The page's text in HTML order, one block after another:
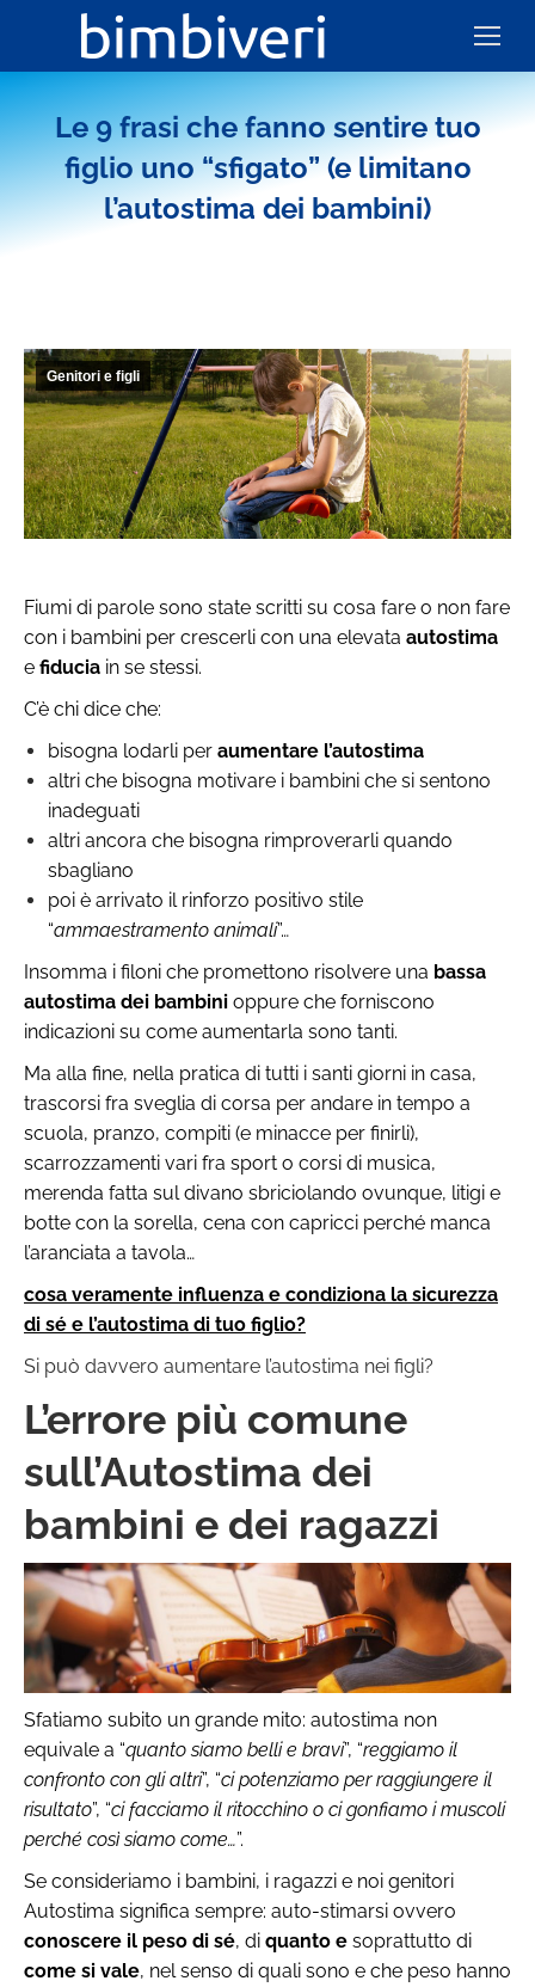
Le 9 frasi che fanno sentire tuo
figlio uno “sfigato” (e limitano
l’autostima dei bambini)
Genitori e figli
Fiumi di parole sono state scritti su cosa fare o non fare
con i bambini per crescerli con una elevata autostima
e fiducia in se stessi.
C’è chi dice che:
bisogna lodarli per aumentare l’autostima
altri che bisogna motivare i bambini che si sentono
inadeguati
altri ancora che bisogna rimproverarli quando
sbagliano
poi è arrivato il rinforzo positivo stile
“ammaestramento animali”…
Insomma i filoni che promettono risolvere una bassa
autostima dei bambini oppure che forniscono
indicazioni su come aumentarla sono tanti.
Ma alla fine, nella pratica di tutti i santi giorni in casa,
trascorsi fra sveglia di corsa per andare in tempo a
scuola, pranzo, compiti (e minacce per finirli),
scarrozzamenti vari fra sport o corsi di musica,
merenda fatta sul divano sbriciolando ovunque, litigi e
botte con la sorella, cena con capricci perché manca
l’aranciata a tavola…
cosa veramente influenza e condiziona la sicurezza
di sé e l’autostima di tuo figlio?
Si può davvero aumentare l’autostima nei figli?
L’errore più comune
sull’Autostima dei
bambini e dei ragazzi
Sfatiamo subito un grande mito: autostima non
equivale a “quanto siamo belli e bravi”, “reggiamo il
confronto con gli altri”, “ci potenziamo per raggiungere il
risultato”, “ci facciamo il ritocchino o ci gonfiamo i muscoli
perché così siamo come…”.
Se consideriamo i bambini, i ragazzi e noi genitori
Autostima significa sempre: auto-stimarsi ovvero
conoscere il peso di sé, di quanto e soprattutto di
come si vale, nel senso di quali sono e che peso hanno